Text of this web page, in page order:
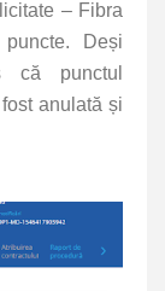
– Fibra
Deși
că punctul
anulată și